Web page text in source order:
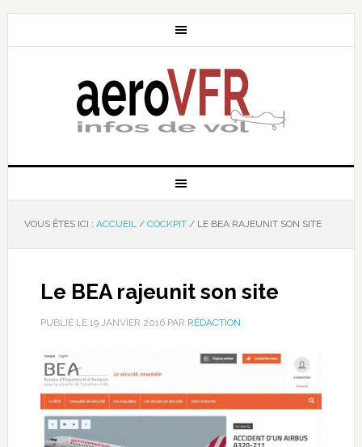
VOUS ÊTES ICI : ACCUEIL / COCKPIT /LE BEA RAJEUNIT SON SITE
Le BEA rajeunit son site
PUBLIÉ LE 19 JANVIER 2016PAR RÉDACTION